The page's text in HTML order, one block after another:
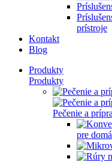
prístroje
Kontakt
Blog
Produkty
Produkty
Pečenie a
pre